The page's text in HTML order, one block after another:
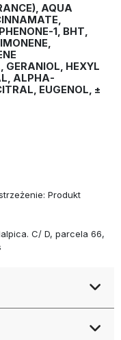
AQUA
1, BHT,
GERANIOL, HEXYL
ALPHA-
EUGENOL, ±
Produkt
C/ D, parcela 66,